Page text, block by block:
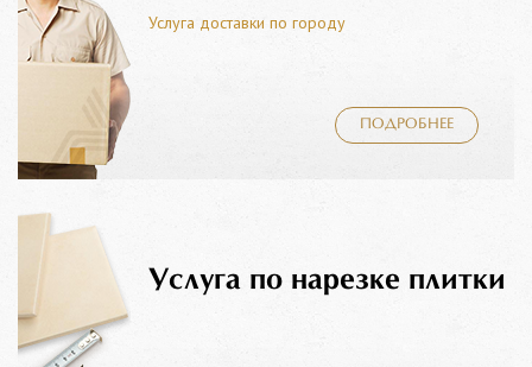
Услуга доставки по городу
ПОДРОБНЕЕ
Услуга по нарезке плитки